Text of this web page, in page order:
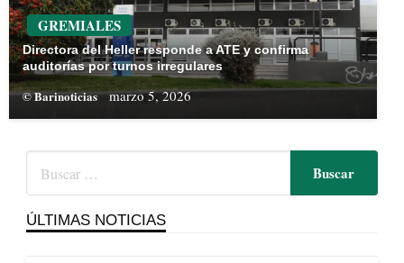
GREMIALES
Directora del Heller responde a ATE y confirma
auditorías por turnos irregulares
© Barinoticias marzo 5, 2026
ÚLTIMAS NOTICIAS